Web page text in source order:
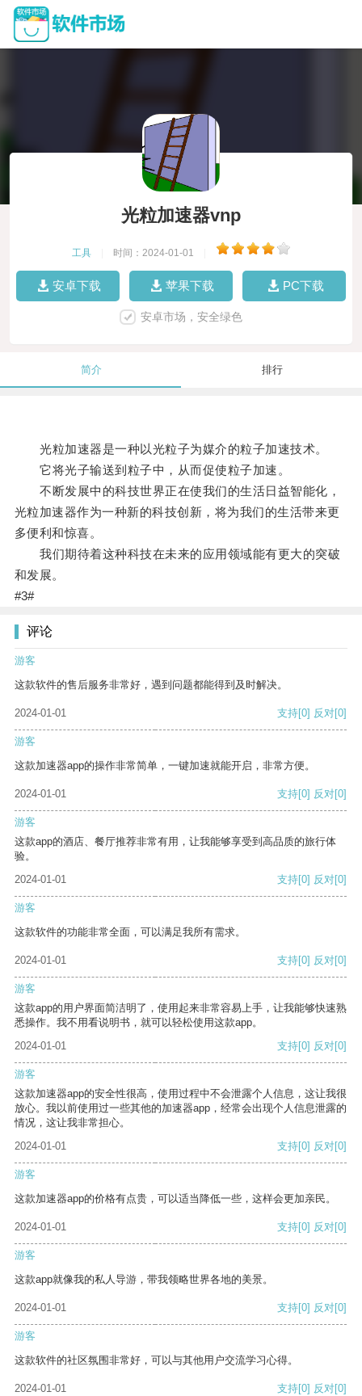
光粒加速器vnp
工具 时间：2024-01-01
安卓下载 苹果下载 PC下载
安卓市场，安全绿色
简介 排行
光粒加速器是一种以光粒子为媒介的粒子加速技术。
它将光子输送到粒子中，从而促使粒子加速。
不断发展中的科技世界正在使我们的生活日益智能化，
光粒加速器作为一种新的科技创新，将为我们的生活带来更
多便利和惊喜。
我们期待着这种科技在未来的应用领域能有更大的突破
和发展。
#3#
评论
游客
这款软件的售后服务非常好，遇到问题都能得到及时解决。
2024-01-01 支持[0] 反对[0]
游客
这款加速器app的操作非常简单，一键加速就能开启，非常方便。
2024-01-01 支持[0] 反对[0]
游客
这款app的酒店、餐厅推荐非常有用，让我能够享受到高品质的旅行体
验。
2024-01-01
支持[0] 反对[0]
游客
这款软件的功能非常全面，可以满足我所有需求。
2024-01-01 支持[0] 反对[0]
游客
这款app的用户界面简洁明了，使用起来非常容易上手，让我能够快速熟
悉操作。我不用看说明书，就可以轻松使用这款app。
2024-01-01
支持[0] 反对[0]
游客
这款加速器app的安全性很高，使用过程中不会泄露个人信息，这让我很
放心。我以前使用过一些其他的加速器app，经常会出现个人信息泄露的
情况，这让我非常担心。
2024-01-01
支持[0] 反对[0]
游客
这款加速器app的价格有点贵，可以适当降低一些，这样会更加亲民。
2024-01-01 支持[0] 反对[0]
游客
这款app就像我的私人导游，带我领略世界各地的美景。
2024-01-01 支持[0] 反对[0]
游客
这款软件的社区氛围非常好，可以与其他用户交流学习心得。
2024-01-01 支持[0] 反对[0]